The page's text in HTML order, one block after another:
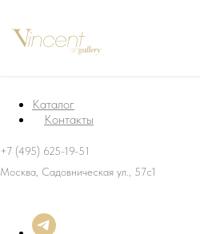
Каталог
Контакты
+7 (495) 625-19-51
Москва, Садовническая ул., 57с1